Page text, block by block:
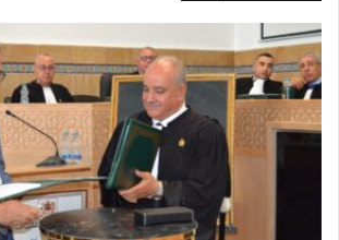
ى
ؤ
ر
ة
ا
ل
إ
ل
ك